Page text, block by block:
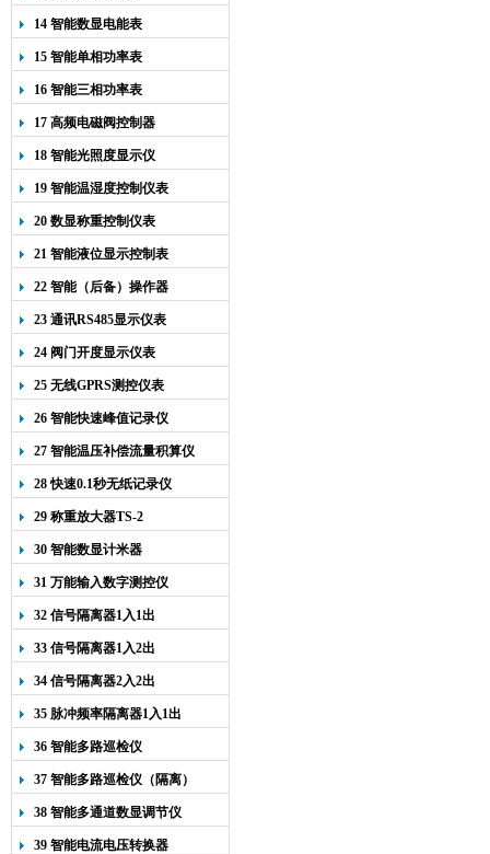
14 智能数显电能表
15 智能单相功率表
16 智能三相功率表
17 高频电磁阀控制器
18 智能光照度显示仪
19 智能温湿度控制仪表
20 数显称重控制仪表
21 智能液位显示控制表
22 智能（后备）操作器
23 通讯RS485显示仪表
24 阀门开度显示仪表
25 无线GPRS测控仪表
26 智能快速峰值记录仪
27 智能温压补偿流量积算仪
28 快速0.1秒无纸记录仪
29 称重放大器TS-2
30 智能数显计米器
31 万能输入数字测控仪
32 信号隔离器1入1出
33 信号隔离器1入2出
34 信号隔离器2入2出
35 脉冲频率隔离器1入1出
36 智能多路巡检仪
37 智能多路巡检仪（隔离）
38 智能多通道数显调节仪
39 智能电流电压转换器